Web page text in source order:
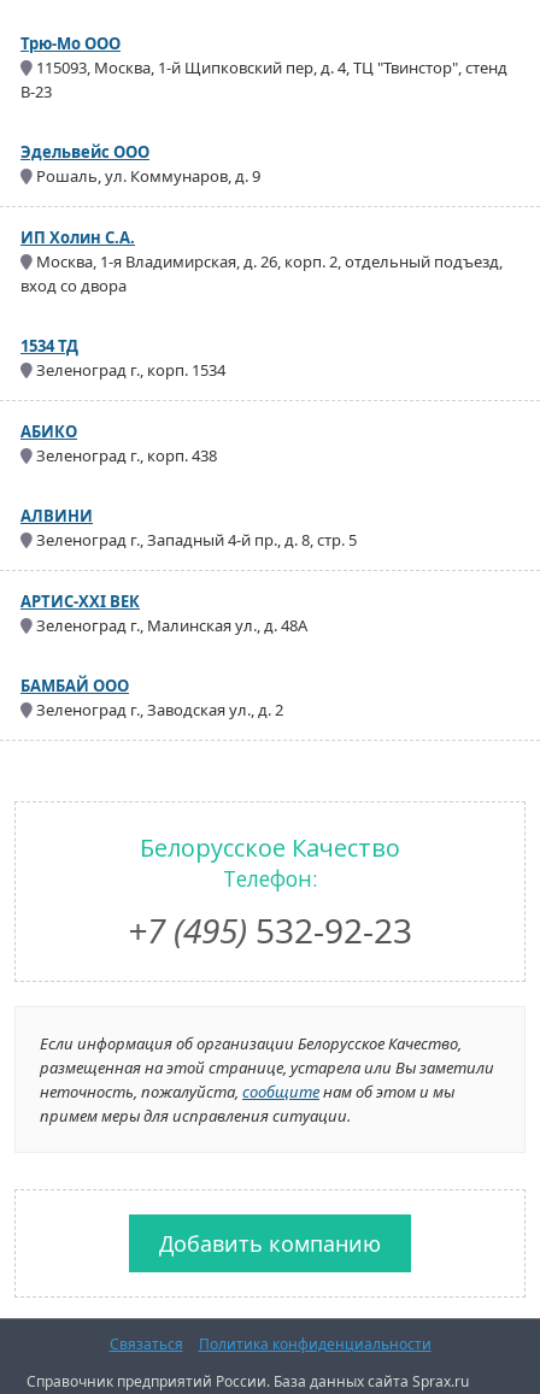
Трю-Мо ООО
115093, Москва, 1-й Щипковский пер, д. 4, ТЦ "Твинстор", стенд
В-23
Эдельвейс ООО
Рошаль, ул. Коммунаров, д. 9
ИП Холин С.А.
Москва, 1-я Владимирская, д. 26, корп. 2, отдельный подъезд,
вход со двора
1534 ТД
Зеленоград г., корп. 1534
АБИКО
Зеленоград г., корп. 438
АЛВИНИ
Зеленоград г., Западный 4-й пр., д. 8, стр. 5
АРТИС-XXI ВЕК
Зеленоград г., Малинская ул., д. 48А
БАМБАЙ ООО
Зеленоград г., Заводская ул., д. 2
Белорусское Качество
Телефон:
+7 (495) 532-92-23
Если информация об организации Белорусское Качество,
размещенная на этой странице, устарела или Вы заметили
неточность, пожалуйста, сообщитенам об этом и мы
примем меры для исправления ситуации.
Добавить компанию
Связаться
Политика конфиденциальности
Справочник предприятий России. База данных сайта Sprax.ru